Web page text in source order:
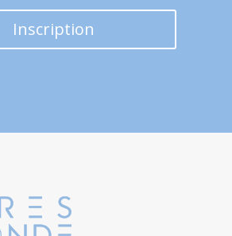
Inscription